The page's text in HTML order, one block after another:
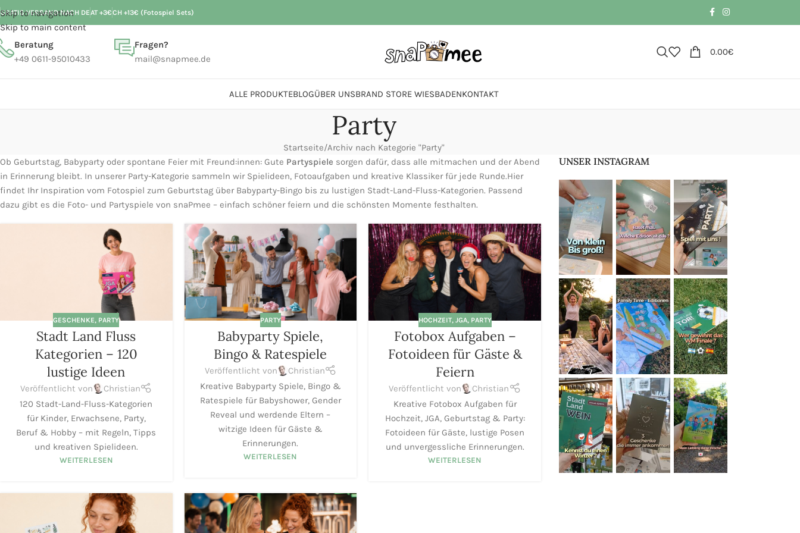
Skip to navigation
Skip to main content
GRATIS VERSAND NACH DEAT +3€CH +13€ (Fotospiel Sets)
Beratung
+49 0611-95010433
Fragen?
mail@snapmee.de
0.00€
ALLE PRODUKTEBLOGÜBER UNSBRAND STORE WIESBADENKONTAKT
Party
Startseite Archiv nach Kategorie "Party"
Ob Geburtstag, Babyparty oder spontane Feier mit Freund:innen: Gute Partyspiele sorgen dafür, dass alle mitmachen und der Abend
in Erinnerung bleibt. In unserer Party-Kategorie sammeln wir Spielideen, Fotoaufgaben und kreative Klassiker für jede Runde.Hier
findet Ihr Inspiration vom Fotospiel zum Geburtstag über Babyparty-Bingo bis zu lustigen Stadt-Land-Fluss-Kategorien. Passend
dazu gibt es die Foto- und Partyspiele von snaPmee – einfach schöner feiern und die schönsten Momente festhalten.
GESCHENKE, PARTY
Stadt Land Fluss
Kategorien – 120
lustige Ideen
Veröffentlicht von
Christian
120 Stadt-Land-Fluss-Kategorien
für Kinder, Erwachsene, Party,
Beruf & Hobby – mit Regeln, Tipps
und kreativen Spielideen.
WEITERLESEN
PARTY
Babyparty Spiele,
Bingo & Ratespiele
Veröffentlicht von
Christian
Kreative Babyparty Spiele, Bingo &
Ratespiele für Babyshower, Gender
Reveal und werdende Eltern –
witzige Ideen für Gäste &
Erinnerungen.
WEITERLESEN
HOCHZEIT, JGA, PARTY
Fotobox Aufgaben –
Fotoideen für Gäste &
Feiern
Veröffentlicht von
Christian
Kreative Fotobox Aufgaben für
Hochzeit, JGA, Geburtstag & Party:
Fotoideen für Gäste, lustige Posen
und unvergessliche Erinnerungen.
WEITERLESEN
UNSER INSTAGRAM